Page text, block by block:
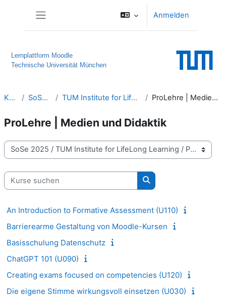
Anmelden
Lernplattform Moodle
Technische Universität München
Kurse SoSe 2025 TUM Institute for LifeLong Learning ProLehre | Medien und Didaktik
ProLehre | Medien und Didaktik
Kursbereiche
Kurse suchen
Kurse suchen
An Introduction to Formative Assessment (U110)
Barrierearme Gestaltung von Moodle-Kursen
Basisschulung Datenschutz
ChatGPT 101 (U090)
Creating exams focused on competencies (U120)
Die eigene Stimme wirkungsvoll einsetzen (U030)